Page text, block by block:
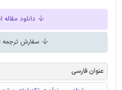
دانلود مقاله
سفارش ترجمه
عنوان فارسی